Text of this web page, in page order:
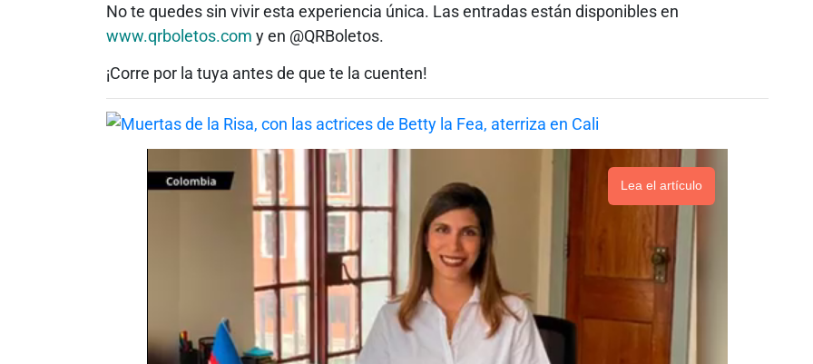
No te quedes sin vivir esta experiencia única. Las entradas están disponibles en
www.qrboletos.com y en @QRBoletos.
¡Corre por la tuya antes de que te la cuenten!
Lea el artículo